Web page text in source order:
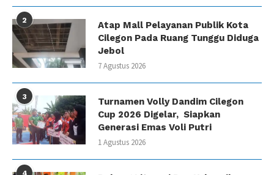
2
Atap Mall Pelayanan Publik Kota
Cilegon Pada Ruang Tunggu Diduga
Jebol
7 Agustus 2026
3
Turnamen Volly Dandim Cilegon
Cup 2026 Digelar, Siapkan
Generasi Emas Voli Putri
1 Agustus 2026
4